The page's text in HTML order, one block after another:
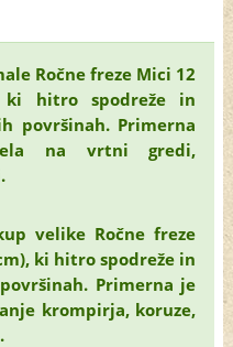
Ročne freze Mici 12
ki hitro spodreže in
površinah. Primerna
na vrtni gredi,
velike Ročne freze
ki hitro spodreže in
Primerna je
krompirja, koruze,